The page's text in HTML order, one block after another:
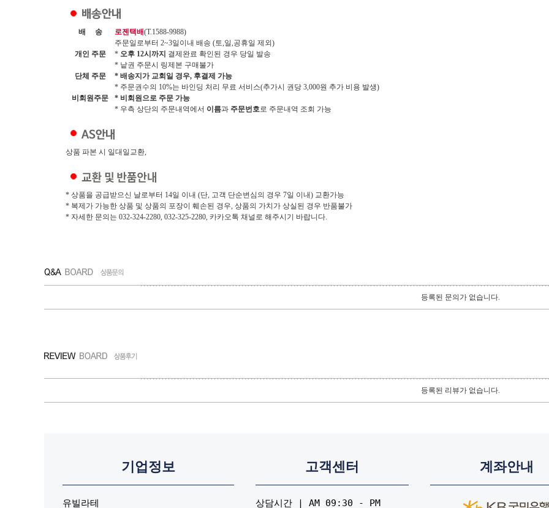
배 송 로젠택배(T.1588-9988)
주문일로부터 2~3일이내 배송 (토,일,공휴일 제외)
개인 주문
* 오후 12시까지 결제완료 확인된 경우 당일 발송
* 낱권 주문시 링제본 구매불가
단체 주문
* 배송지가 교회일 경우, 후결제 가능
* 주문권수의 10%는 바인딩 처리 무료 서비스(추가시 권당 3,000원 추가 비용 발생)
비회원주문
* 비회원으로 주문 가능
* 우측 상단의 주문내역에서 이름과 주문번호로 주문내역 조회 가능
상품 파본 시 일대일교환,
* 상품을 공급받으신 날로부터 14일 이내 (단, 고객 단순변심의 경우 7일 이내) 교환가능
* 복제가 가능한 상품 및 상품의 포장이 훼손된 경우, 상품의 가치가 상실된 경우 반품불가
* 자세한 문의는 032-324-2280, 032-325-2280, 카카오톡 채널로 해주시기 바랍니다.
등록된 문의가 없습니다.
등록된 리뷰가 없습니다.
기업정보
유빌라테
고객센터
상담시간 | AM 09:30 - PM
계좌안내